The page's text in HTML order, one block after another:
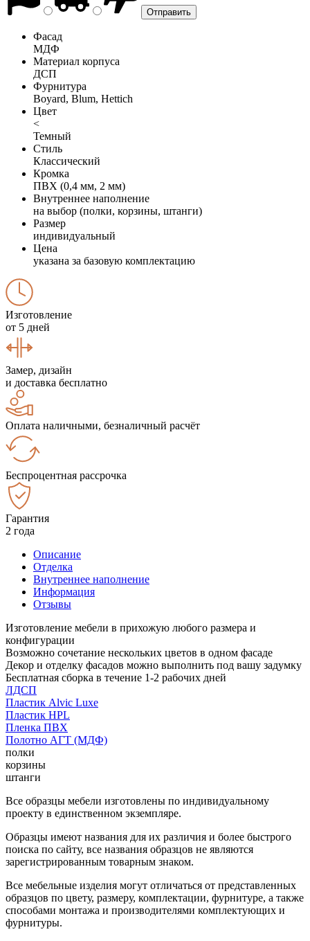
Фасад
МДФ
Материал корпуса
ДСП
Фурнитура
Boyard, Blum, Hettich
Цвет
<
Темный
Стиль
Классический
Кромка
ПВХ (0,4 мм, 2 мм)
Внутреннее наполнение
на выбор (полки, корзины, штанги)
Размер
индивидуальный
Цена
указана за базовую комплектацию
Изготовление
от 5 дней
Замер, дизайн
и доставка бесплатно
Оплата наличными, безналичный расчёт
Беспроцентная рассрочка
Гарантия
2 года
Описание
Отделка
Внутреннее наполнение
Информация
Отзывы
Изготовление мебели в прихожую любого размера и
конфигурации
Возможно сочетание нескольких цветов в одном фасаде
Декор и отделку фасадов можно выполнить под вашу задумку
Бесплатная сборка в течение 1-2 рабочих дней
ЛДСП
Пластик Alvic Luxe
Пластик HPL
Пленка ПВХ
Полотно АГТ (МДФ)
полки
корзины
штанги
Все образцы мебели изготовлены по индивидуальному
проекту в единственном экземпляре.
Образцы имеют названия для их различия и более быстрого
поиска по сайту, все названия образцов не являются
зарегистрированным товарным знаком.
Все мебельные изделия могут отличаться от представленных
образцов по цвету, размеру, комплектации, фурнитуре, а также
способами монтажа и производителями комплектующих и
фурнитуры.